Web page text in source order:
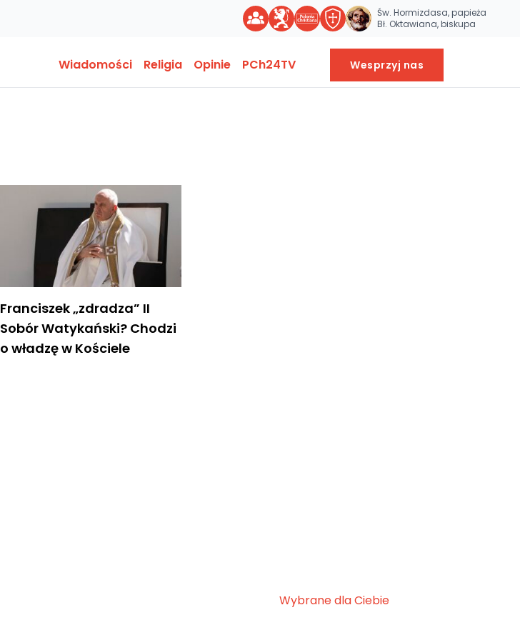
Św. Hormizdasa, papieża
Bł. Oktawiana, biskupa
Wiadomości Religia Opinie PCh24TV Wesprzyj nas
Franciszek „zdradza” II
Sobór Watykański? Chodzi
o władzę w Kościele
Wybrane dla Ciebie